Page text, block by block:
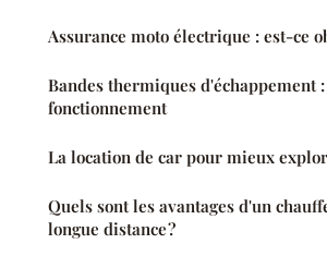
Assurance moto électrique : est-ce
Bandes thermiques d'échappement
fonctionnement
La location de car pour mieux
Quels sont les avantages d'un
longue distance ?